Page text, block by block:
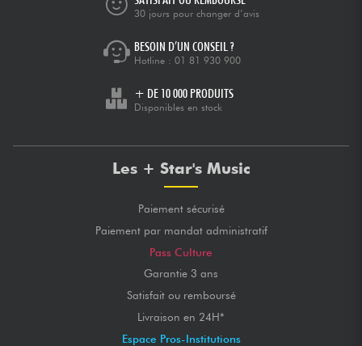
30 jours pour changer d’avis
BESOIN D’UN CONSEIL ?
Hotline : 01 81 930 900
+ DE 10 000 PRODUITS
Disponibles en stock
Les + Star's Music
Paiement sécurisé
Paiement par mandat administratif
Pass Culture
Garantie 3 ans
Satisfait ou remboursé
Livraison en 24H*
Espace Pros-Institutions